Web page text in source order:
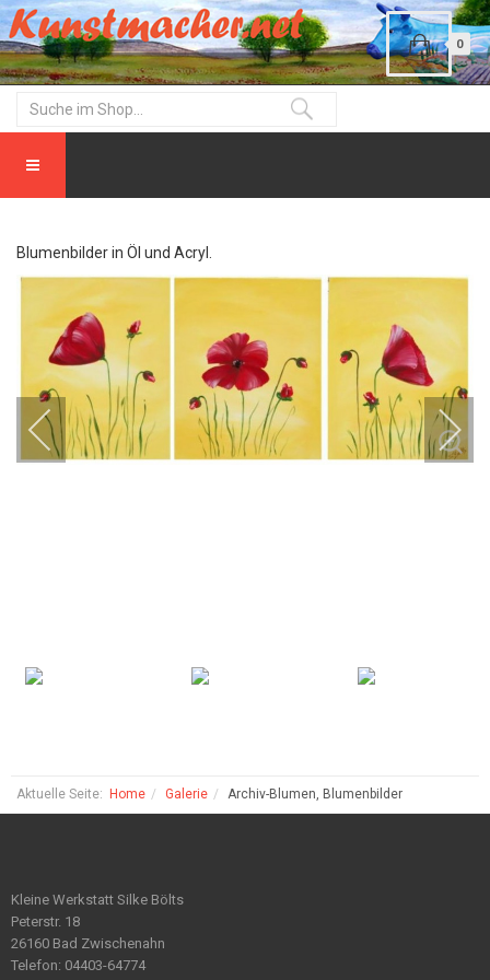
0
Blumenbilder in Öl und Acryl.
Aktuelle Seite: Home Galerie Archiv-Blumen, Blumenbilder
Kleine Werkstatt Silke Bölts
Peterstr. 18
26160 Bad Zwischenahn
Telefon: 04403-64774